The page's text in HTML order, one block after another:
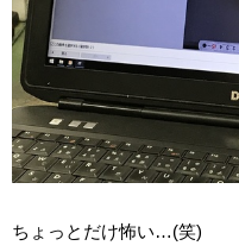
ちょっとだけ怖い…(笑)